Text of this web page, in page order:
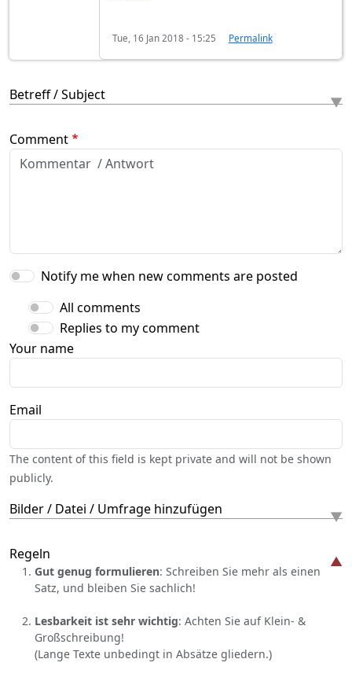
Tue, 16 Jan 2018 - 15:25 Permalink
Betreff / Subject
Comment
Notify me when new comments are posted
All comments
Replies to my comment
Your name
Email
The content of this field is kept private and will not be shown
publicly.
Bilder / Datei / Umfrage hinzufügen
Regeln
Gut genug formulieren: Schreiben Sie mehr als einen
Satz, und bleiben Sie sachlich!
Lesbarkeit ist sehr wichtig: Achten Sie auf Klein- &
Großschreibung!
(Lange Texte unbedingt in Absätze gliedern.)